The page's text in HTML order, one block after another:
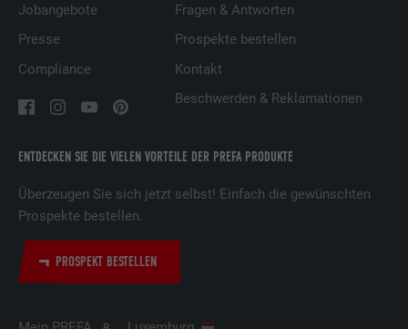
ENTDECKEN SIE DIE VIELEN VORTEILE DER PREFA PRODUKTE
Überzeugen Sie sich jetzt selbst! Einfach die gewünschten
Prospekte bestellen.
PROSPEKT BESTELLEN
Jobangebote
Presse
Compliance
Fragen & Antworten
Prospekte bestellen
Kontakt
Beschwerden & Reklamationen
Laufzeit
mehreren Webseiten zu verfolgen, um
präsentieren.
Name lidc
Anbieter LinkedIn